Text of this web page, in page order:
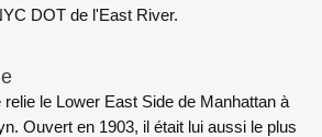
DOT de l'East River.
le Lower East Side de Manhattan à
Ouvert en 1903, il était lui aussi le plus